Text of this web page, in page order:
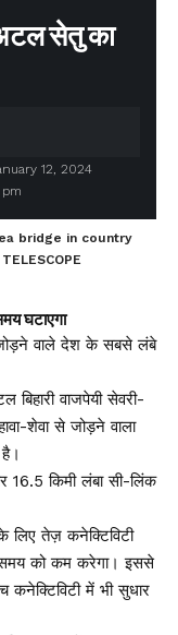
सेतु का
12, 2024
bridge in country
घटाएगा
वाले देश के सबसे लंबे
वाजपेयी सेवरी-
शेवा से जोड़ने वाला
16.5 किमी लंबा सी-लिंक
लिए तेज़ कनेक्टिविटी
को कम करेगा। इससे
कनेक्टिविटी में भी सुधार